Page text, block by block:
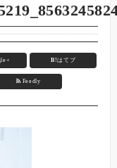
B!はてブ
Feedly